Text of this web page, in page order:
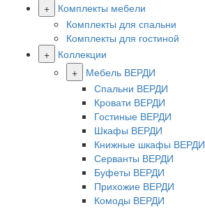
+
Комплекты мебели
Комплекты для спальни
Комплекты для гостиной
+
Коллекции
+
Мебель ВЕРДИ
Спальни ВЕРДИ
Кровати ВЕРДИ
Гостиные ВЕРДИ
Шкафы ВЕРДИ
Книжные шкафы ВЕРДИ
Серванты ВЕРДИ
Буфеты ВЕРДИ
Прихожие ВЕРДИ
Комоды ВЕРДИ